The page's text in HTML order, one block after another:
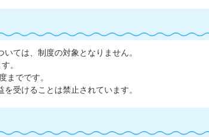
ては、制度の対象となりません。
。
までです。
受けることは禁止されています。